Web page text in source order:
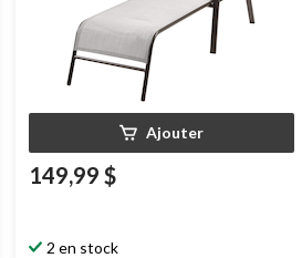
Ajouter
149,99 $
2 en stock